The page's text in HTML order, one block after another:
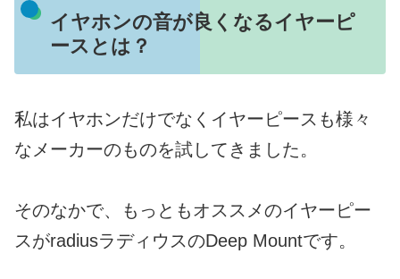
イヤホンの音が良くなるイヤーピ
ースとは？
私はイヤホンだけでなくイヤーピースも様々
なメーカーのものを試してきました。
そのなかで、もっともオススメのイヤーピー
スがradiusラディウスのDeep Mountです。